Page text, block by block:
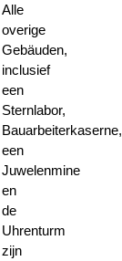
Alle
overige
Gebäuden,
inclusief
een
Sternlabor,
Bauarbeiterkaserne,
een
Juwelenmine
en
de
Uhrenturm
zijn